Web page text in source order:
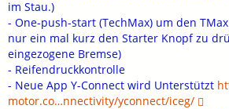
im Stau.)
- One-push-start (TechMax) um den
nur ein mal kurz den Starter Knopf zu
eingezogene Bremse)
- Reifendruckkontrolle
- Neue App Y-Connect wird Unterstützt
motor.co…nnectivity/yconnect/iceg/